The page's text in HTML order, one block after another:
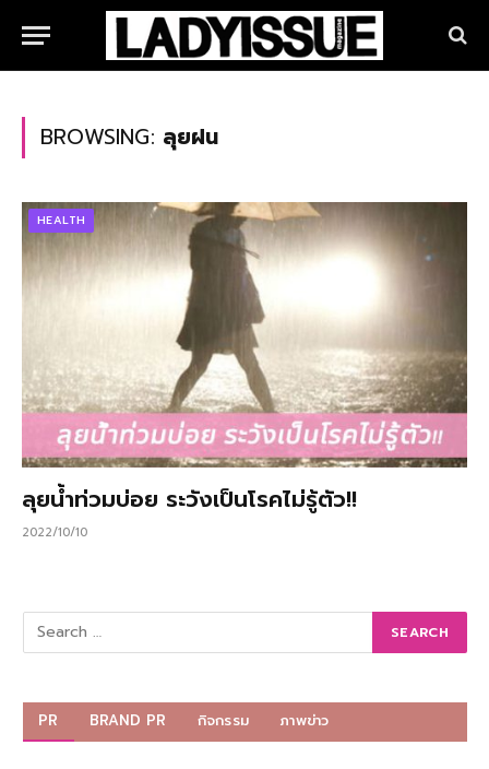
BROWSING: ลุยฝน
HEALTH
ลุยน้ำท่วมบ่อย ระวังเป็นโรคไม่รู้ตัว!!
2022/10/10
PR BRAND PR กิจกรรม ภาพข่าว